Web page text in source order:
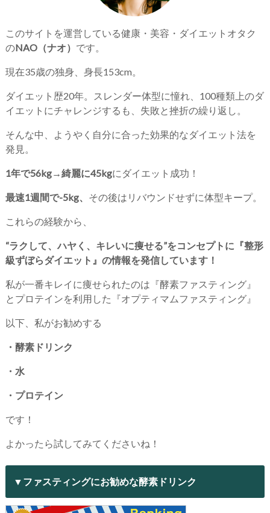
このサイトを運営している健康・美容・ダイエットオタク
のNAO（ナオ） です。
現在35歳の独身、身長153cm。
ダイエット歴20年。スレンダー体型に憧れ、100種類上のダ
イエットにチャレンジするも、失敗と挫折の繰り返し。
そんな中、ようやく自分に合った効果的なダイエット法を
発見。
1年で56kg→綺麗に45kgにダイエット成功！
最速1週間で-5kg、 その後はリバウンドせずに体型キープ。
これらの経験から、
“ラクして、ハヤく、キレいに痩せる”をコンセプトに『整形
級ずぼらダイエット』の情報を発信しています！
私が一番キレイに痩せられたのは『酵素ファスティング』
とプロテインを利用した『オプティマムファスティング』
以下、私がお勧めする
・酵素ドリンク
・水
・プロテイン
です！
よかったら試してみてくださいね！
▼ファスティングにお勧めな酵素ドリンク